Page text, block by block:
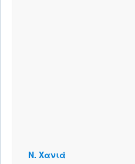
Ν. Χανιά